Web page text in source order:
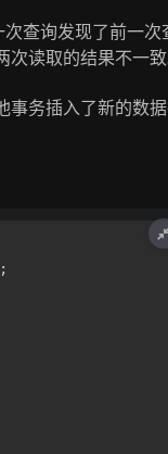
查询发现了前一次
读取的结果不一致
事务插入了新的数